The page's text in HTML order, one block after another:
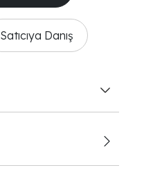
Satıcıya Danış